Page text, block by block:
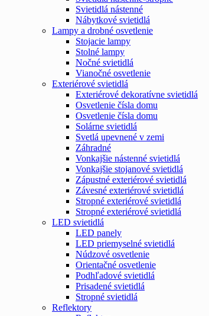
Svietidlá nástenné
Nábytkové svietidlá
Lampy a drobné osvetlenie
Stojacie lampy
Stolné lampy
Nočné svietidlá
Vianočné osvetlenie
Exteriérové svietidlá
Exteriérové dekoratívne svietidlá
Osvetlenie čísla domu
Osvetlenie čísla domu
Solárne svietidlá
Svetlá upevnené v zemi
Záhradné
Vonkajšie nástenné svietidlá
Vonkajšie stojanové svietidlá
Zápustné exteriérové svietidlá
Závesné exteriérové svietidlá
Stropné exteriérové svietidlá
Stropné exteriérové svietidlá
LED svietidlá
LED panely
LED priemyselné svietidlá
Núdzové osvetlenie
Orientačné osvetlenie
Podhľadové svietidlá
Prisadené svietidlá
Stropné svietidlá
Reflektory